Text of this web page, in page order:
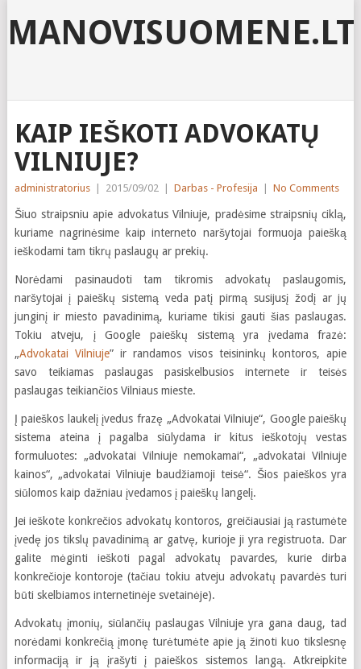
MANOVISUOMENE.LT
KAIP IEŠKOTI ADVOKATŲ
VILNIUJE?
administratorius 2015/09/02 Darbas - Profesija No Comments
Šiuo straipsniu apie advokatus Vilniuje, pradėsime straipsnių ciklą,
kuriame nagrinėsime kaip interneto naršytojai formuoja paiešką
ieškodami tam tikrų paslaugų ar prekių.
Norėdami pasinaudoti tam tikromis advokatų paslaugomis,
naršytojai į paieškų sistemą veda patį pirmą susijusį žodį ar jų
junginį ir miesto pavadinimą, kuriame tikisi gauti šias paslaugas.
Tokiu atveju, į Google paieškų sistemą yra įvedama frazė:
„Advokatai Vilniuje” ir randamos visos teisininkų kontoros, apie
savo teikiamas paslaugas pasiskelbusios internete ir teisės
paslaugas teikiančios Vilniaus mieste.
Į paieškos laukelį įvedus frazę „Advokatai Vilniuje“, Google paieškų
sistema ateina į pagalba siūlydama ir kitus ieškotojų vestas
formuluotes: „advokatai Vilniuje nemokamai“, „advokatai Vilniuje
kainos“, „advokatai Vilniuje baudžiamoji teisė“. Šios paieškos yra
siūlomos kaip dažniau įvedamos į paieškų langelį.
Jei ieškote konkrečios advokatų kontoros, greičiausiai ją rastumėte
įvedę jos tikslų pavadinimą ar gatvę, kurioje ji yra registruota. Dar
galite mėginti ieškoti pagal advokatų pavardes, kurie dirba
konkrečioje kontoroje (tačiau tokiu atveju advokatų pavardės turi
būti skelbiamos internetinėje svetainėje).
Advokatų įmonių, siūlančių paslaugas Vilniuje yra gana daug, tad
norėdami konkrečią įmonę turėtumėte apie ją žinoti kuo tikslesnę
informaciją ir ją įrašyti į paieškos sistemos langą. Atkreipkite